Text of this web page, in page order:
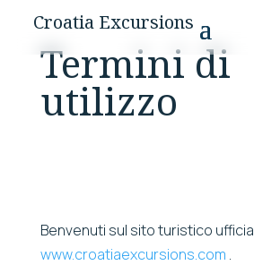
Croatia Excursions
Termini di
utilizzo
Benvenuti sul sito turistico
www.croatiaexcursions.com .